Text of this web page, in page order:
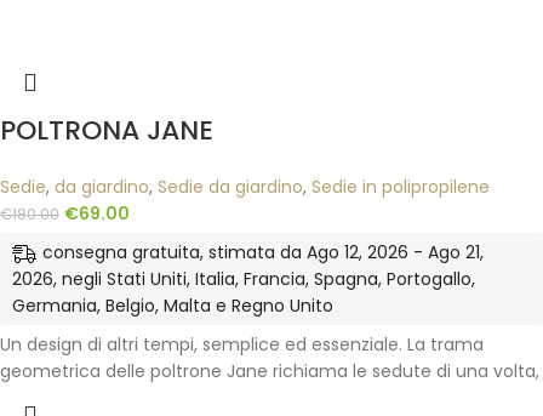
POLTRONA JANE
Sedie, da giardino, Sedie da giardino, Sedie in polipropilene
€180.00 €69.00
consegna gratuita, stimata da Ago 12, 2026 - Ago 21,
2026, negli Stati Uniti, Italia, Francia, Spagna, Portogallo,
Germania, Belgio, Malta e Regno Unito
Un design di altri tempi, semplice ed essenziale. La trama
geometrica delle poltrone Jane richiama le sedute di una volta,